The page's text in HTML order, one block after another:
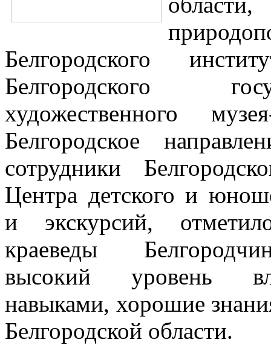
Белгородского
Белгородского
художественного
Белгородское
сотрудники
Центра детского и
и экскурсий,
краеведы
высокий уровень
навыками, хорошие
Белгородской области.